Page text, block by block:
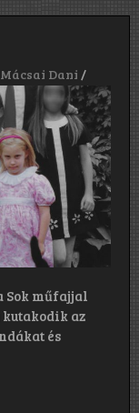
Mácsai Dani /
Sok műfajjal
az
és